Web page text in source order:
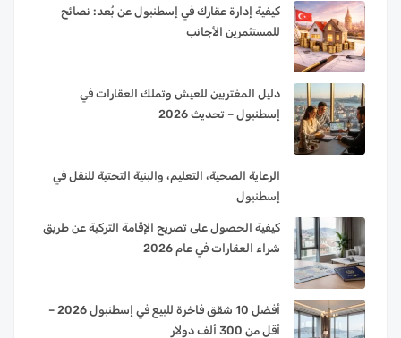
كيفية إدارة عقارك في إسطنبول عن بُعد: نصائح
للمستثمرين الأجانب
دليل المغتربين للعيش وتملك العقارات في
إسطنبول – تحديث 2026
الرعاية الصحية، التعليم، والبنية التحتية للنقل في
إسطنبول
كيفية الحصول على تصريح الإقامة التركية عن طريق
شراء العقارات في عام 2026
أفضل 10 شقق فاخرة للبيع في إسطنبول 2026 –
أقل من 300 ألف دولار